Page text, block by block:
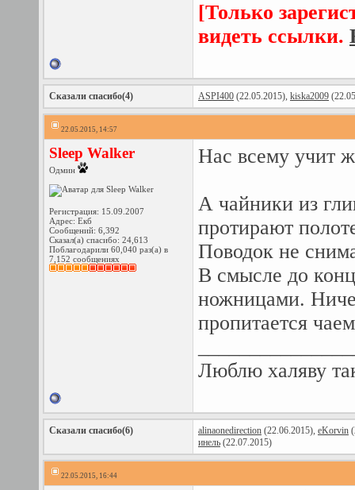
[Только
видеть ссылки.
Сказали спасибо(4) ASPI400 (22.05.2015), kiska2009
22.05.2015, 14:57
Sleep Walker
Одмин
Регистрация: 15.09.2007
Адрес: Екб
Сообщений: 6,392
Сказал(а) спасибо: 24,613
Поблагодарили 60,040 раз(а) в
7,152 сообщениях
Нас всему учит
А чайники из
протирают
Поводок не
В смысле до
ножницами.
пропитается
Люблю халяву
Сказали спасибо(6) alinaonedirection (22.06.2015), eKorvin
инель (22.07.2015)
22.05.2015, 16:44